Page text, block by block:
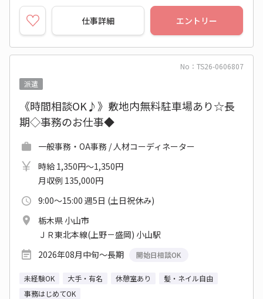
仕事詳細 エントリー
No：TS26-0606807
派遣
《時間相談OK♪》敷地内無料駐車場あり☆長
期◇事務のお仕事◆
一般事務・OA事務 / 人材コーディネーター
時給 1,350円～1,350円
月収例 135,000円
9:00～15:00 週5日 (土日祝休み)
栃木県 小山市
ＪＲ東北本線(上野－盛岡) 小山駅
2026年08月中旬～長期
開始日相談OK
未経験OK 大手・有名 休憩室あり
髪・ネイル自由
事務はじめてOK